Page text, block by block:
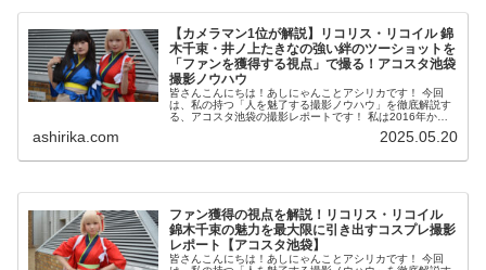
【カメラマン1位が解説】リコリス・リコイル 錦
木千束・井ノ上たきなの強い絆のツーショットを
「ファンを獲得する視点」で撮る！アコスタ池袋
撮影ノウハウ
皆さんこんにちは！あしにゃんことアシリカです！ 今回
は、私の持つ「人を魅了する撮影ノウハウ」を徹底解説す
る、アコスタ池袋の撮影レポートです！ 私は2016年から
ashirika.com 2025.05.20
ファン獲得の視点を解説！リコリス・リコイル
錦木千束の魅力を最大限に引き出すコスプレ撮影
レポート【アコスタ池袋】
皆さんこんにちは！あしにゃんことアシリカです！ 今回